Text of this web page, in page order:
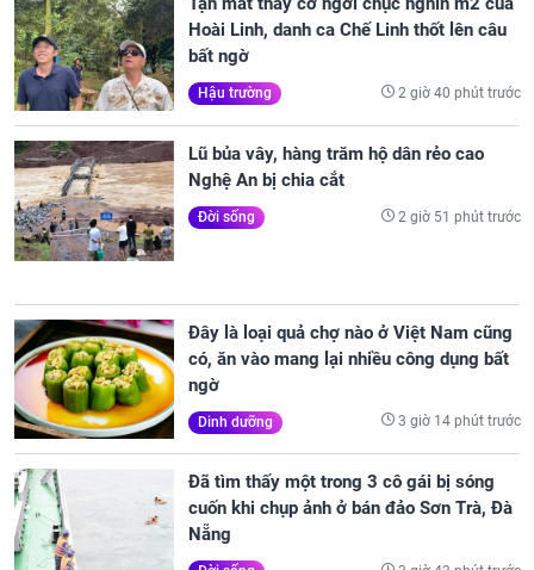
Hoài Linh, danh ca Chế Linh thốt lên câu
bất ngờ
Hậu trường 2 giờ 40 phút trước
Lũ bủa vây, hàng trăm hộ dân rẻo cao
Nghệ An bị chia cắt
Đời sống 2 giờ 51 phút trước
Đây là loại quả chợ nào ở Việt Nam cũng
có, ăn vào mang lại nhiều công dụng bất
ngờ
Dinh dưỡng 3 giờ 14 phút trước
Đã tìm thấy một trong 3 cô gái bị sóng
cuốn khi chụp ảnh ở bán đảo Sơn Trà, Đà
Nẵng